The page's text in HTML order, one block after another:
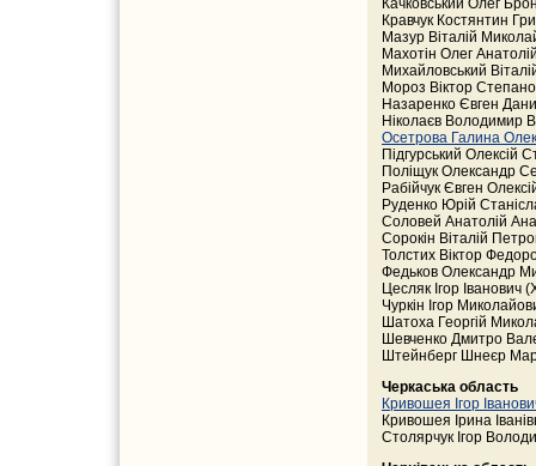
Качковський Олег
Кравчук Костянтин
Мазур Віталій
Махотін Олег
Михайловський
Мороз Віктор
Назаренко Євген
Ніколаєв Володимир
Осетрова Галина
Підгурський Олексій
Поліщук Олександр
Рабійчук Євген
Руденко Юрій
Соловей Анатолій
Сорокін Віталій
Толстих Віктор
Федьков Олександр
Цесляк Ігор Іванович
Чуркін Ігор
Шатоха Георгій
Шевченко Дмитро
Штейнберг Шнеєр
Черкаська область
Кривошея Ігор
Кривошея Ірина
Столярчук Ігор